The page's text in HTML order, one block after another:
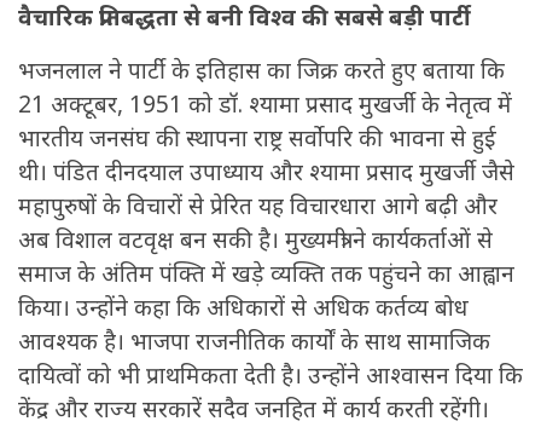
वैचारिक प्रतिबद्धता से बनी विश्व की सबसे बड़ी पार्टी
भजनलाल ने पार्टी के इतिहास का जिक्र करते हुए बताया कि
21 अक्टूबर, 1951 को डॉ. श्यामा प्रसाद मुखर्जी के नेतृत्व में
भारतीय जनसंघ की स्थापना राष्ट्र सर्वोपरि की भावना से हुई
थी। पंडित दीनदयाल उपाध्याय और श्यामा प्रसाद मुखर्जी जैसे
महापुरुषों के विचारों से प्रेरित यह विचारधारा आगे बढ़ी और
अब विशाल वटवृक्ष बन सकी है। मुख्यमंत्री ने कार्यकर्ताओं से
समाज के अंतिम पंक्ति में खड़े व्यक्ति तक पहुंचने का आह्वान
किया। उन्होंने कहा कि अधिकारों से अधिक कर्तव्य बोध
आवश्यक है। भाजपा राजनीतिक कार्यों के साथ सामाजिक
दायित्वों को भी प्राथमिकता देती है। उन्होंने आश्वासन दिया कि
केंद्र और राज्य सरकारें सदैव जनहित में कार्य करती रहेंगी।